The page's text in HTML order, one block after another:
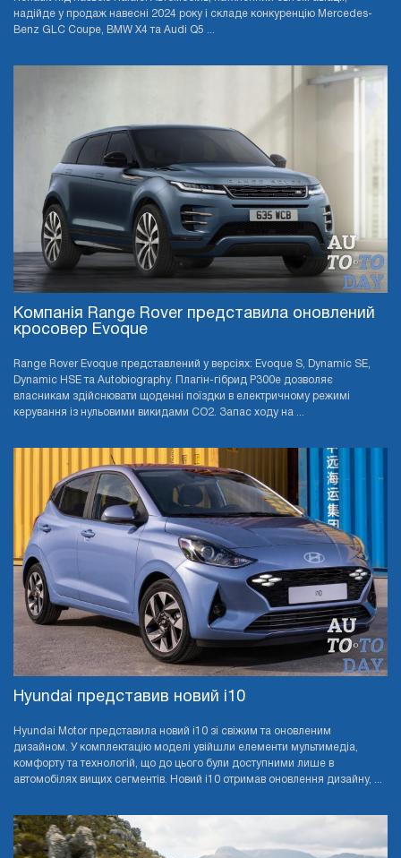
надійде у продаж навесні 2024 року і складе конкуренцію Mercedes-
Benz GLC Coupe, BMW X4 та Audi Q5 ...
Компанія Range Rover представила оновлений
кросовер Evoque
Range Rover Evoque представлений у версіях: Evoque S, Dynamic SE,
Dynamic HSE та Autobiography. Плагін-гібрид P300e дозволяє
власникам здійснювати щоденні поїздки в електричному режимі
керування із нульовими викидами CO2. Запас ходу на ...
Hyundai представив новий i10
Hyundai Motor представила новий i10 зі свіжим та оновленим
дизайном. У комплектацію моделі увійшли елементи мультимедіа,
комфорту та технологій, що до цього були доступними лише в
автомобілях вищих сегментів. Новий i10 отримав оновлення дизайну, ...